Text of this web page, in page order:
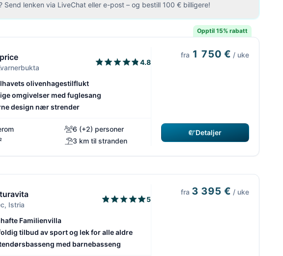
lenken via LiveChat eller e-post – og bestill 100 € billigere!
Opptil 15% rabatt
4.8
olivenhagestilflukt
omgivelser med fuglesang
design nær strender
6 (+2) personer
3 km til stranden
fra 1 750 € / uke
Detaljer
Istria
5
Familienvilla
tilbud av sport og lek for alle aldre
med barnebasseng
fra 3 395 € / uke